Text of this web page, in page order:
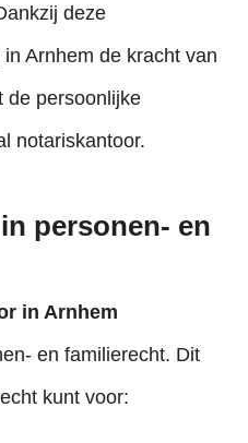
deze
Arnhem de kracht van
de persoonlijke
notariskantoor.
personen- en
in Arnhem
en familierecht. Dit
kunt voor: